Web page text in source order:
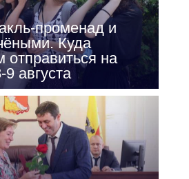
променад и
Куда
отправиться на
августа